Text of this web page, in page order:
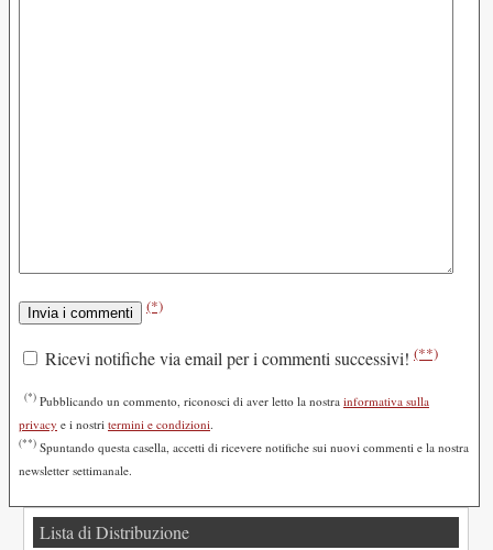
(*)
Ricevi notifiche via email per i commenti successivi! (**)
(*) Pubblicando un commento, riconosci di aver letto la nostra informativa sulla
privacy e i nostri termini e condizioni.
(**) Spuntando questa casella, accetti di ricevere notifiche sui nuovi commenti e la nostra
newsletter settimanale.
Lista di Distribuzione